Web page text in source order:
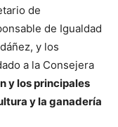
de
de Igualdad
y los
a la Consejera
y los principales
y la ganadería